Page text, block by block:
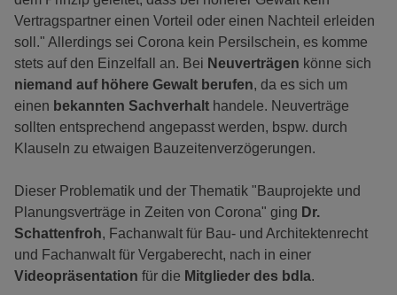
Vertragspartner einen Vorteil oder einen Nachteil erleiden
soll." Allerdings sei Corona kein Persilschein, es komme
stets auf den Einzelfall an. Bei Neuverträgen könne sich
niemand auf höhere Gewalt berufen, da es sich um
einen bekannten Sachverhalt handele. Neuverträge
sollten entsprechend angepasst werden, bspw. durch
Klauseln zu etwaigen Bauzeitenverzögerungen.
Dieser Problematik und der Thematik "Bauprojekte und
Planungsverträge in Zeiten von Corona" ging Dr.
Schattenfroh, Fachanwalt für Bau- und Architektenrecht
und Fachanwalt für Vergaberecht, nach in einer
Videopräsentation für die Mitglieder des bdla.